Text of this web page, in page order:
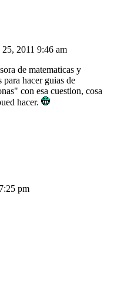
2011 9:46 am
de matematicas y
hacer guias de
con esa cuestion, cosa
hacer.
pm